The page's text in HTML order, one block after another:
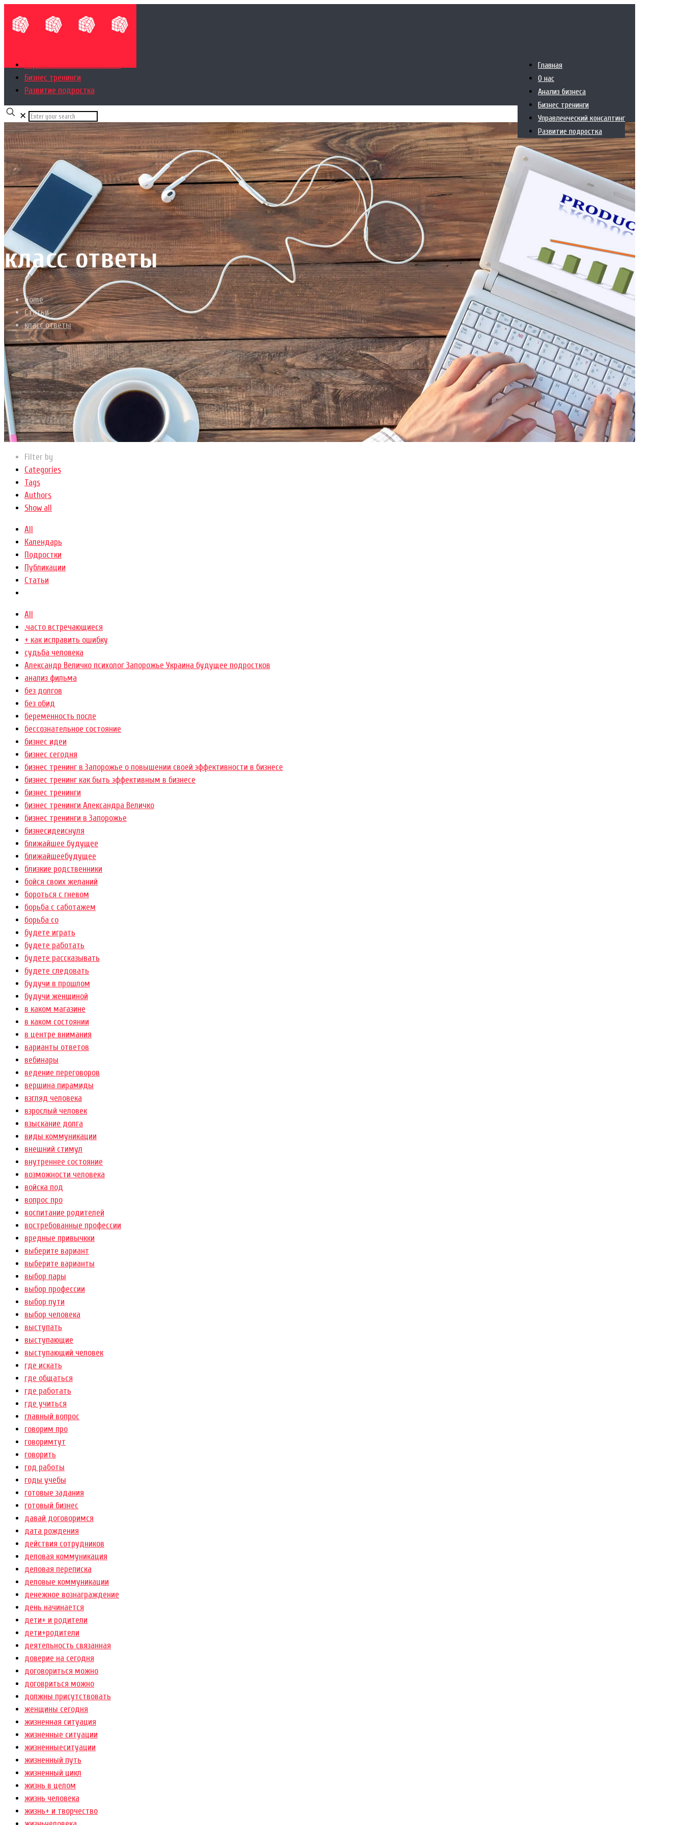
Главная
О нас
Анализ бизнеса
Бизнес тренинги
Управленческий консалтинг
Развитие подростка
Бизнес тренинги
Развитие подростка
✕
класс ответы
Home
Статьи
класс ответы
Filter by
Categories
Tags
Authors
Show all
All
Календарь
Подростки
Публикации
Статьи
All
.часто встречающиеся
+ как исправить ошибку
cудьба человека
Александр Величко психолог Запорожье Украина будущее подростков
анализ фильма
без долгов
без обид
беременность после
бессознательное состояние
бизнес идеи
бизнес сегодня
бизнес тренинг в Запорожье о повышении своей эффективности в бизнесе
бизнес тренинг как быть эффективным в бизнесе
бизнес тренинги
бизнес тренинги Александра Величко
бизнес тренинги в Запорожье
бизнесидеиснуля
ближайшее будущее
ближайшеебудущее
близкие родственники
бойся своих желаний
бороться с гневом
борьба с саботажем
борьба со
будете играть
будете работать
будете рассказывать
будете следовать
будучи в прошлом
будучи женщиной
в каком магазине
в каком состоянии
в центре внимания
варианты ответов
вебинары
ведение переговоров
вершина пирамиды
взгляд человека
взрослый человек
взыскание долга
виды коммуникации
внешний стимул
внутреннее состояние
возможности человека
войска под
вопрос про
воспитание родителей
востребованные профессии
вредные привычкки
выберите вариант
выберите варианты
выбор пары
выбор профессии
выбор пути
выбор человека
выступать
выступающие
выступающий человек
где искать
где общаться
где работать
где учиться
главный вопрос
говорим про
говоримтут
говорить
год работы
годы учебы
готовые задания
готовый бизнес
давай договоримся
дата рождения
действия сотрудников
деловая коммуникация
деловая переписка
деловые коммуникации
денежное вознаграждение
день начинается
дети+ и родители
дети+родители
деятельность связанная
доверие на сегодня
договориться можно
договриться можно
должны присутствовать
женщины сегодня
жизненная ситуация
жизненные ситуации
жизненныеситуации
жизненный путь
жизненный цикл
жизнь в целом
жизнь человека
жизнь+ и творчество